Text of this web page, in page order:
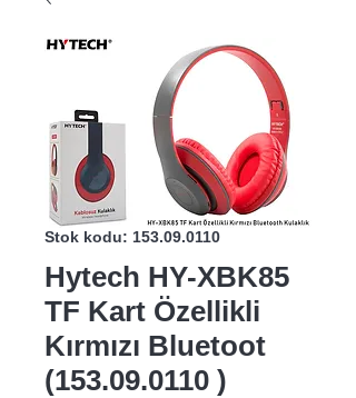
Stok kodu: 153.09.0110
Hytech HY-XBK85
TF Kart Özellikli
Kırmızı Bluetoot
(153.09.0110 )